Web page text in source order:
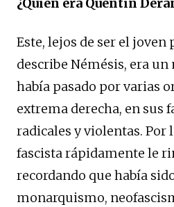
¿Quién era Quentin
Este, lejos de ser el joven
describe Némésis, era
había pasado por varias
extrema derecha, en sus
radicales y violentas. Por
fascista rápidamente le
recordando que había
monarquismo,